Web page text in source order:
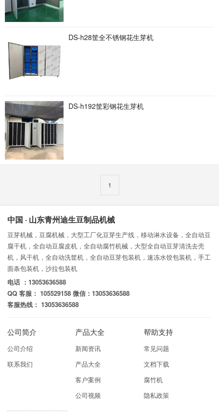
DS-h28筐全不锈钢花生芽机
DS-h192筐彩钢花生芽机
1
中国 · 山东青州迪生豆制品机械
豆芽机械，豆腐机械，大型工厂化豆芽生产线，移动淋水设备，全自动豆
腐干机，全自动豆腐皮机，全自动腐竹机械，大型全自动豆芽清洗去壳
机，风干机，全自动洗筐机，全自动豆芽包装机，速冻水饺包装机，手工
面条包装机，沙拉包装机
电话 ：13053636588
QQ 客服： 105529158 微信：13053636588
客服热线： 13053636588
公司简介
公司介绍
联系我们
产品大全
新闻资讯
产品大全
客户案例
公司视频
帮助支持
常见问题
文档下载
腐竹机
隐私政策